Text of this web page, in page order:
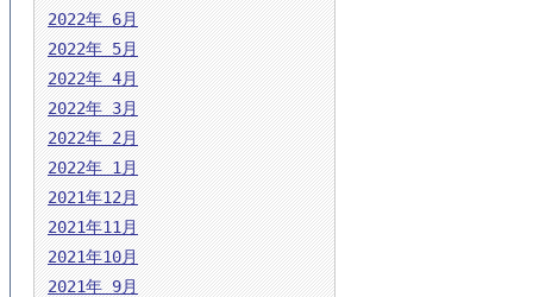
2022年 6月
2022年 5月
2022年 4月
2022年 3月
2022年 2月
2022年 1月
2021年12月
2021年11月
2021年10月
2021年 9月